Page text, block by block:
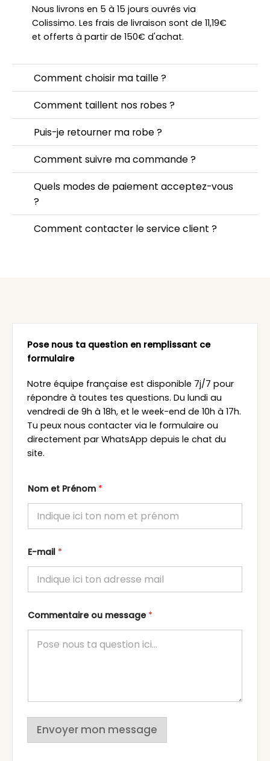
Nous livrons en 5 à 15 jours ouvrés via
Colissimo. Les frais de livraison sont de 11,19€
et offerts à partir de 150€ d'achat.
Comment choisir ma taille ?
Comment taillent nos robes ?
Puis-je retourner ma robe ?
Comment suivre ma commande ?
Quels modes de paiement acceptez-vous
?
Comment contacter le service client ?
Pose nous ta question en remplissant ce
formulaire
Notre équipe française est disponible 7j/7 pour
répondre à toutes tes questions. Du lundi au
vendredi de 9h à 18h, et le week-end de 10h à 17h.
Tu peux nous contacter via le formulaire ou
directement par WhatsApp depuis le chat du
site.
Nom et Prénom *
E-mail *
Commentaire ou message *
Envoyer mon message